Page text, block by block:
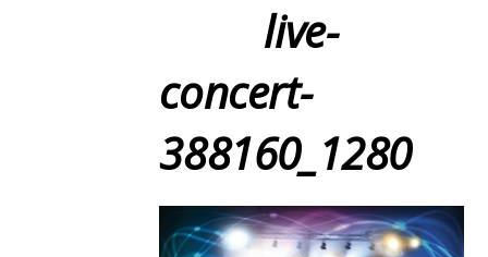
live-
concert-
388160_1280